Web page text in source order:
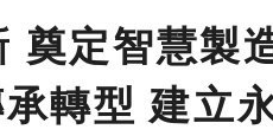
奠定智慧製
轉型 建立